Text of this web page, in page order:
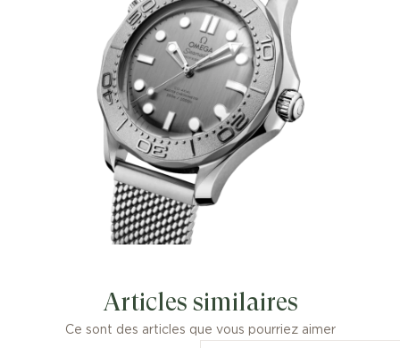
Articles similaires
Ce sont des articles que vous pourriez aimer